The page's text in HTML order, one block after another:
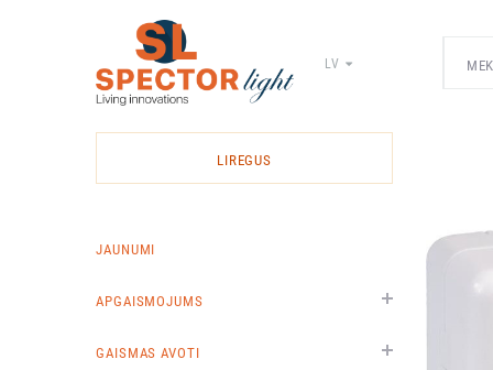
Light
elektrīsko
LV
LIREGUS
JAUNUMI
APGAISMOJUMS
GAISMAS AVOTI